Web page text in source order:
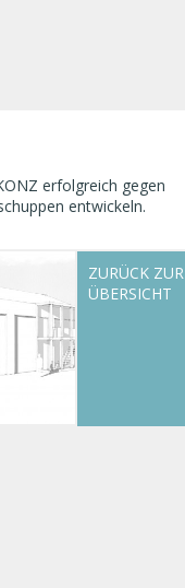
erfolgreich gegen
entwickeln.
ZURÜCK ZUR
ÜBERSICHT